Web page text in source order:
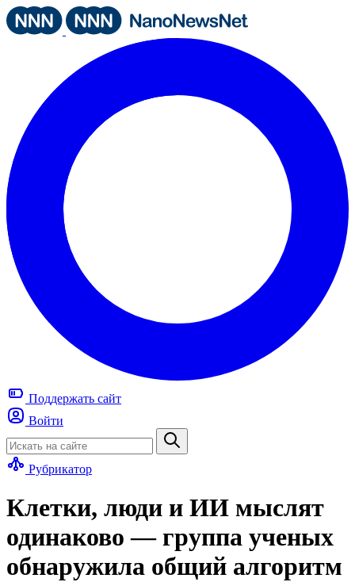
Поддержать сайт
Войти
Рубрикатор
Клетки, люди и ИИ мыслят
одинаково — группа ученых
обнаружила общий алгоритм